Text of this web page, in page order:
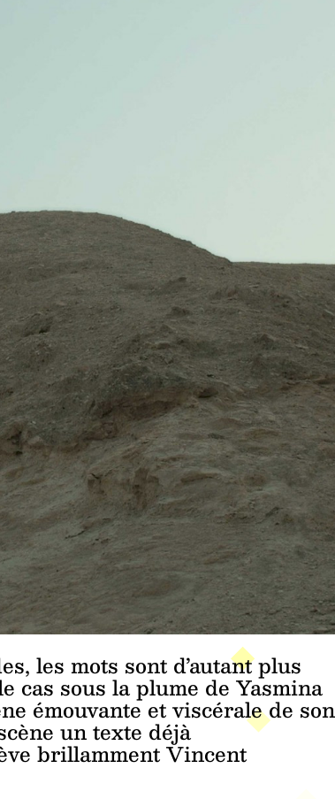
les mots sont d’autant plus
cas sous la plume de Yasmina
émouvante et viscérale de son
un texte déjà
brillamment Vincent